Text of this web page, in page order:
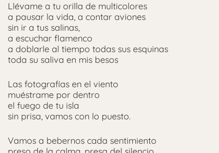
Llévame a tu orilla de multicolores
a pausar la vida, a contar aviones
sin ir a tus salinas,
a escuchar flamenco
a doblarle al tiempo todas sus esquinas
toda su saliva en mis besos
Las fotografías en el viento
muéstrame por dentro
el fuego de tu isla
sin prisa, vamos con lo puesto.
Vamos a bebernos cada sentimiento